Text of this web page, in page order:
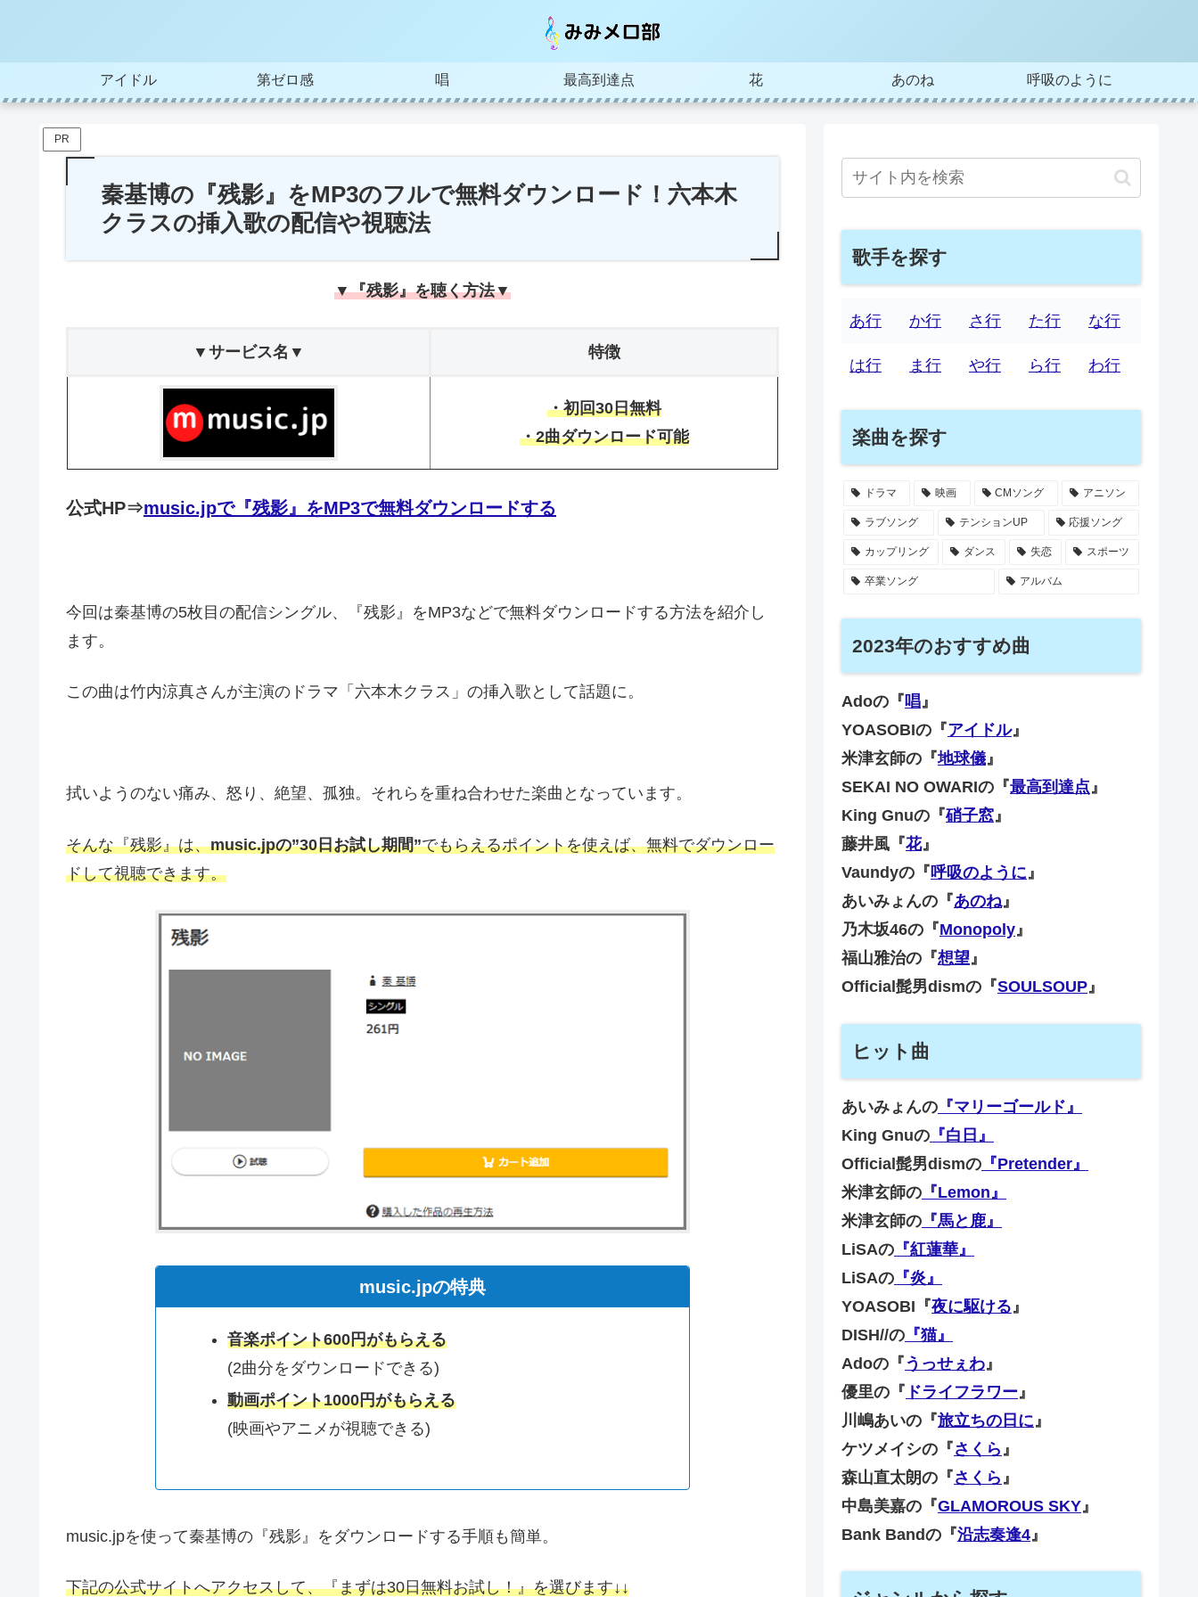
アイドル 第ゼロ感 唱 最高到達点 花 あのね 呼吸のように
PR
秦基博の『残影』をMP3のフルで無料ダウンロード！六本木
クラスの挿入歌の配信や視聴法
▼『残影』を聴く方法▼
▼サービス名▼ 特徴
・初回30日無料
・2曲ダウンロード可能
公式HP⇒music.jpで『残影』をMP3で無料ダウンロードする
今回は秦基博の5枚目の配信シングル、『残影』をMP3などで無料ダウンロードする方法を紹介し
ます。
この曲は竹内涼真さんが主演のドラマ「六本木クラス」の挿入歌として話題に。
拭いようのない痛み、怒り、絶望、孤独。それらを重ね合わせた楽曲となっています。
そんな『残影』は、music.jpの”30日お試し期間”でもらえるポイントを使えば、無料でダウンロー
ドして視聴できます。
music.jpの特典
音楽ポイント600円がもらえる
(2曲分をダウンロードできる)
動画ポイント1000円がもらえる
(映画やアニメが視聴できる)
music.jpを使って秦基博の『残影』をダウンロードする手順も簡単。
下記の公式サイトへアクセスして、『まずは30日無料お試し！』を選びます↓↓
歌手を探す
あ行 か行 さ行 た行 な行
は行 ま行 や行 ら行 わ行
楽曲を探す
ドラマ 映画 CMソング アニソン
ラブソング テンションUP 応援ソング
カップリング ダンス 失恋 スポーツ
卒業ソング アルバム
2023年のおすすめ曲
Adoの『唱』
YOASOBIの『アイドル』
米津玄師の『地球儀』
SEKAI NO OWARIの『最高到達点』
King Gnuの『硝子窓』
藤井風『花』
Vaundyの『呼吸のように』
あいみょんの『あのね』
乃木坂46の『Monopoly』
福山雅治の『想望』
Official髭男dismの『SOULSOUP』
ヒット曲
あいみょんの 『マリーゴールド』
King Gnuの 『白日』
Official髭男dismの 『Pretender』
米津玄師の 『Lemon』
米津玄師の 『馬と鹿』
LiSAの 『紅蓮華』
LiSAの 『炎』
YOASOBI『夜に駆ける 』
DISH//の 『猫』
Adoの『うっせぇわ 』
優里の『 ドライフラワー 』
川嶋あいの『旅立ちの日に 』
ケツメイシの『さくら 』
森山直太朗の『さくら 』
中島美嘉の『GLAMOROUS SKY 』
Bank Bandの『沿志奏逢4 』